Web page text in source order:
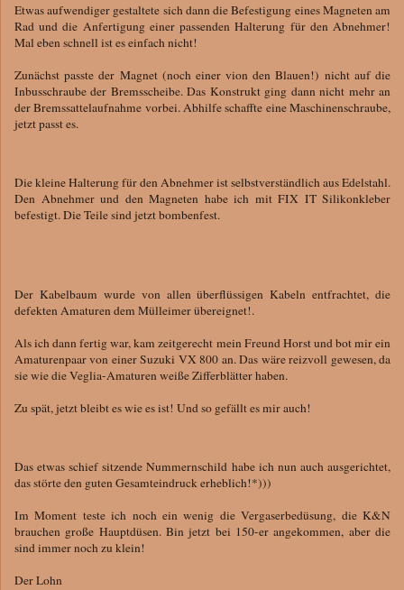
Etwas aufwendiger gestaltete sich dann die Befestigung eines Magneten am
Rad und die Anfertigung einer passenden Halterung für den Abnehmer!
Mal eben schnell ist es einfach nicht!
Zunächst passte der Magnet (noch einer vion den Blauen!) nicht auf die
Inbusschraube der Bremsscheibe. Das Konstrukt ging dann nicht mehr an
der Bremssattelaufnahme vorbei. Abhilfe schaffte eine Maschinenschraube,
jetzt passt es.
Die kleine Halterung für den Abnehmer ist selbstverständlich aus Edelstahl.
Den Abnehmer und den Magneten habe ich mit FIX IT Silikonkleber
befestigt. Die Teile sind jetzt bombenfest.
Der Kabelbaum wurde von allen überflüssigen Kabeln entfrachtet, die
defekten Amaturen dem Mülleimer übereignet!.
Als ich dann fertig war, kam zeitgerecht mein Freund Horst und bot mir ein
Amaturenpaar von einer Suzuki VX 800 an. Das wäre reizvoll gewesen, da
sie wie die Veglia-Amaturen weiße Zifferblätter haben.
Zu spät, jetzt bleibt es wie es ist! Und so gefällt es mir auch!
Das etwas schief sitzende Nummernschild habe ich nun auch ausgerichtet,
das störte den guten Gesamteindruck erheblich!*)))
Im Moment teste ich noch ein wenig die Vergaserbedüsung, die K&N
brauchen große Hauptdüsen. Bin jetzt bei 150-er angekommen, aber die
sind immer noch zu klein!
Der Lohn